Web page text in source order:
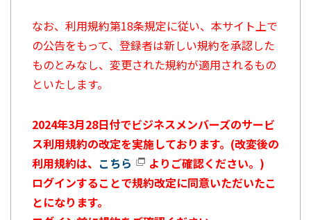
なお、利用規約第18条規定に従い、本サイト上で
の公告をもって、登録者は新しい規約を承認した
ものとみなし、変更された規約が適用されるもの
といたします。
2024年3月28日付でビジネスメンバーズのサービ
ス利用規約の改定を実施しております。(改変後の
利用規約は、 こちら
よりご確認ください。)
ログインすることで規約改定に同意いただいたこ
とになります。